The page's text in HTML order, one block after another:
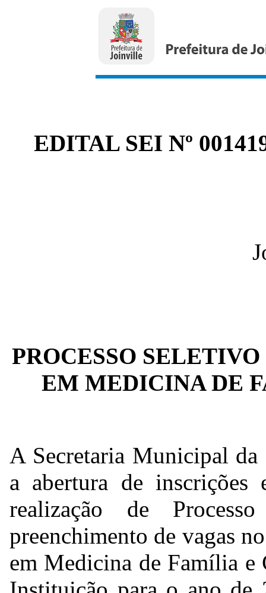
EDITAL SEI Nº
PROCESSO
EM MEDICINA DE
A Secretaria Municipal
a abertura de inscrições
realização de
preenchimento de vagas
em Medicina de Família